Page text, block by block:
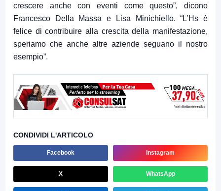
crescere anche con eventi come questo”, dicono
Francesco Della Massa e Lisa Minichiello. “L’Hs è
felice di contribuire alla crescita della manifestazione,
speriamo che anche altre aziende seguano il nostro
esempio”.
CONDIVIDI L'ARTICOLO
Facebook Instagram
X WhatsApp